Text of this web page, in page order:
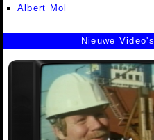
Albert Mol
Nieuwe Video's